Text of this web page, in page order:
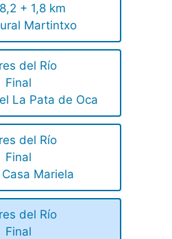
+ 1,8 km
Martintxo
del Río
Final
La Pata de Oca
del Río
Final
Casa Mariela
del Río
Final